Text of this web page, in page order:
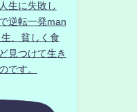
生に失敗し
逆転一発man
、貧しく食
見つけて生き
です。